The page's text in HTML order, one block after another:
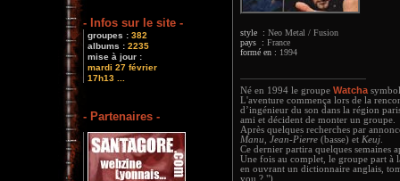
- Infos sur le site -
groupes : 382
albums : 2235
mise à jour :
mardi 27 février
17h13 ...
- Partenaires -
style : Neo Metal / Fusion
pays : France
formé en : 1994
Né en 1994 le groupe Watcha
L'aventure commença lors de la
d’ingénieur du son dans la région
ami et décident de monter un groupe.
Après quelques recherches par
Manu
Jean-Pierre (basse) et Keuj
Ce dernier partira quelques semaines
Une fois au complet, le groupe part à
en ouvrant un dictionnaire anglais,
you ? ")